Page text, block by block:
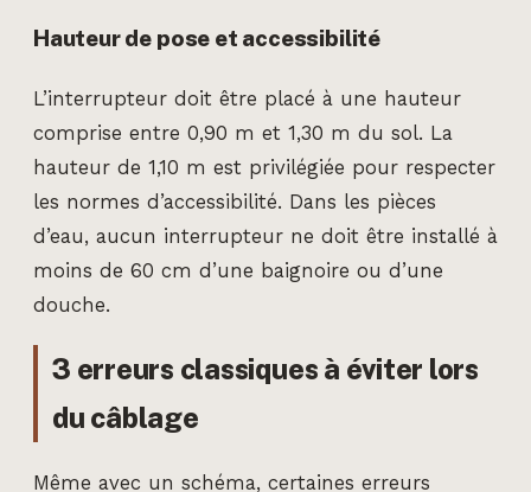
Hauteur de pose et accessibilité
L’interrupteur doit être placé à une hauteur
comprise entre 0,90 m et 1,30 m du sol. La
hauteur de 1,10 m est privilégiée pour respecter
les normes d’accessibilité. Dans les pièces
d’eau, aucun interrupteur ne doit être installé à
moins de 60 cm d’une baignoire ou d’une
douche.
3 erreurs classiques à éviter lors
du câblage
Même avec un schéma, certaines erreurs